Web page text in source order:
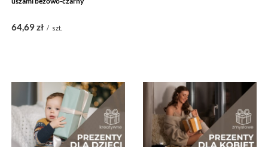
64,69 zł / szt.